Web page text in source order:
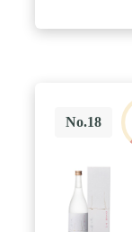
No.18